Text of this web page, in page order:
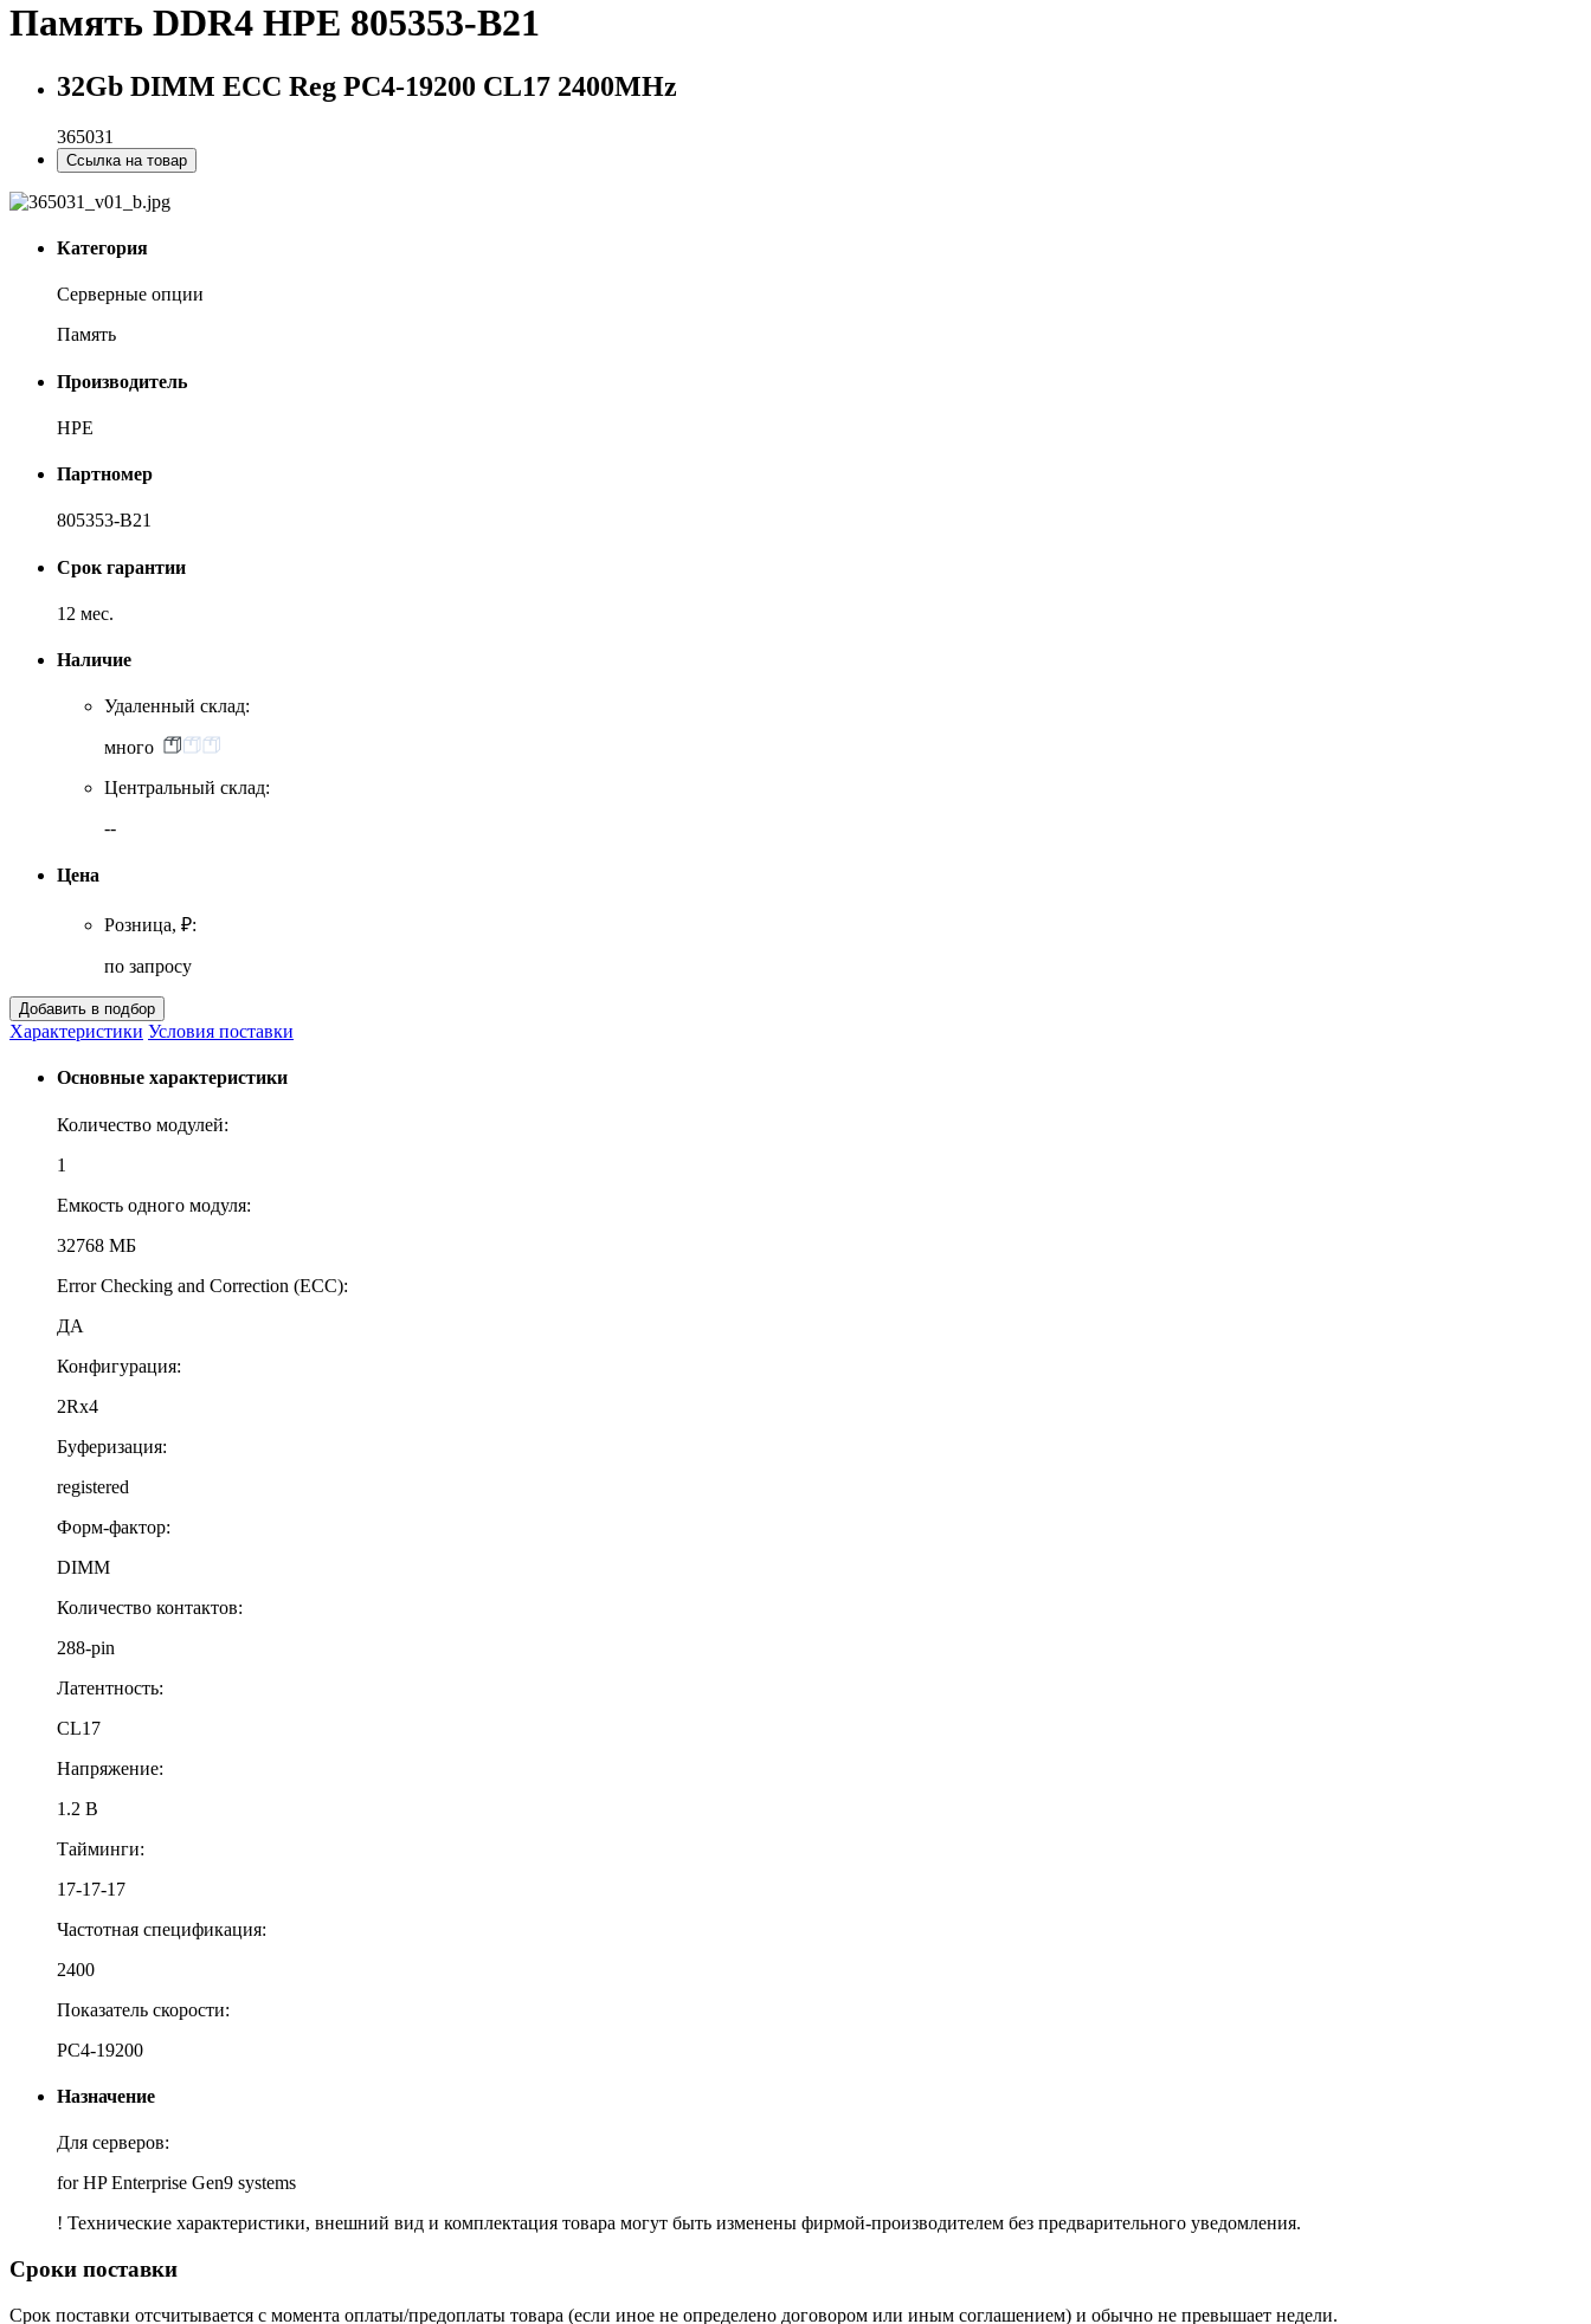
Память DDR4 HPE 805353-B21
32Gb DIMM ECC Reg PC4-19200 CL17 2400MHz
365031
Ссылка на товар
Категория
Серверные опции
Память
Производитель
HPE
Партномер
805353-B21
Срок гарантии
12 мес.
Наличие
Удаленный склад:
много
Центральный склад:
--
Цена
Розница, ₽:
по запросу
Характеристики Условия поставки
Основные характеристики
Количество модулей:
1
Емкость одного модуля:
32768 МБ
Error Checking and Correction (ECC):
ДА
Конфигурация:
2Rx4
Буферизация:
registered
Форм-фактор:
DIMM
Количество контактов:
288-pin
Латентность:
CL17
Напряжение:
1.2 В
Тайминги:
17-17-17
Частотная спецификация:
2400
Показатель скорости:
PC4-19200
Назначение
Для серверов:
for HP Enterprise Gen9 systems
! Технические характеристики, внешний вид и комплектация товара могут быть изменены фирмой-производителем без предварительного уведомления.
Сроки поставки
Срок поставки отсчитывается с момента оплаты/предоплаты товара (если иное не определено договором или иным соглашением) и обычно не превышает недели.